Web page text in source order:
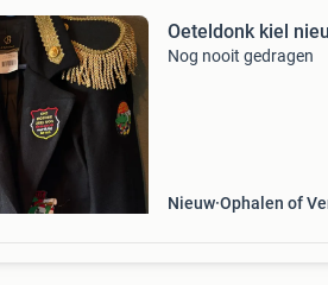
Oeteldonk kiel
Nog nooit gedragen
Nieuw Ophalen of